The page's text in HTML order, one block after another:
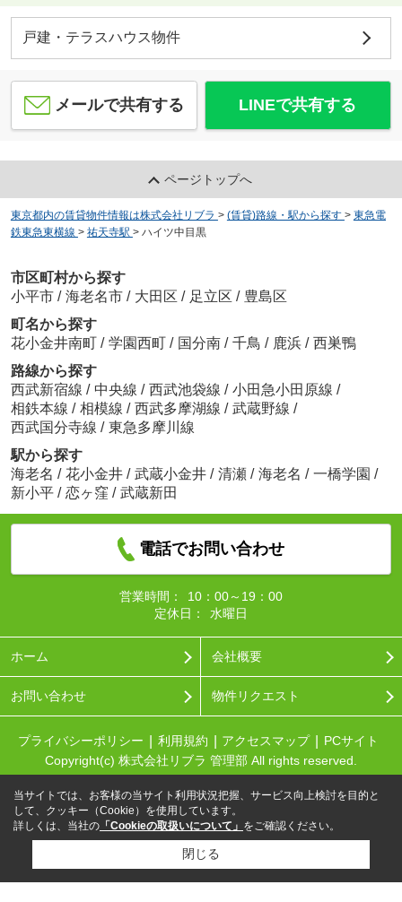
戸建・テラスハウス物件
メールで共有する LINEで共有する
ページトップへ
東京都内の賃貸物件情報は株式会社リブラ > (賃貸)路線・駅から探す > 東急電
鉄東急東横線 > 祐天寺駅 > ハイツ中目黒
市区町村から探す
小平市 / 海老名市 / 大田区 / 足立区 / 豊島区
町名から探す
花小金井南町 / 学園西町 / 国分南 / 千鳥 / 鹿浜 / 西巣鴨
路線から探す
西武新宿線 / 中央線 / 西武池袋線 / 小田急小田原線 /
相鉄本線 / 相模線 / 西武多摩湖線 / 武蔵野線 /
西武国分寺線 / 東急多摩川線
駅から探す
海老名 / 花小金井 / 武蔵小金井 / 清瀬 / 海老名 / 一橋学園 /
新小平 / 恋ヶ窪 / 武蔵新田
電話でお問い合わせ
営業時間：
10：00～19：00
定休日：
水曜日
ホーム 会社概要
お問い合わせ 物件リクエスト
プライバシーポリシー 利用規約 アクセスマップ
PCサイト
Copyright(c) 株式会社リブラ 管理部 All rights reserved.
当サイトでは、お客様の当サイト利用状況把握、サービス向上検討を目的と
して、クッキー（Cookie）を使用しています。
詳しくは、当社の 「Cookieの取扱いについて」 をご確認ください。
閉じる